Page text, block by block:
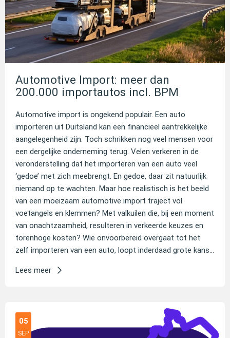
Automotive Import: meer dan
200.000 importautos incl. BPM
Automotive import is ongekend populair. Een auto
importeren uit Duitsland kan een financieel aantrekkelijke
aangelegenheid zijn. Toch schrikken nog veel mensen voor
een dergelijke onderneming terug. Velen verkeren in de
veronderstelling dat het importeren van een auto veel
‘gedoe’ met zich meebrengt. En gedoe, daar zit natuurlijk
niemand op te wachten. Maar hoe realistisch is het beeld
van een moeizaam automotive import traject vol
voetangels en klemmen? Met valkuilen die, bij een moment
van onachtzaamheid, resulteren in verkeerde keuzes en
torenhoge kosten? Wie onvoorbereid overgaat tot het
zelf importeren van een auto, loopt inderdaad grote kans...
Lees meer
05
SEP